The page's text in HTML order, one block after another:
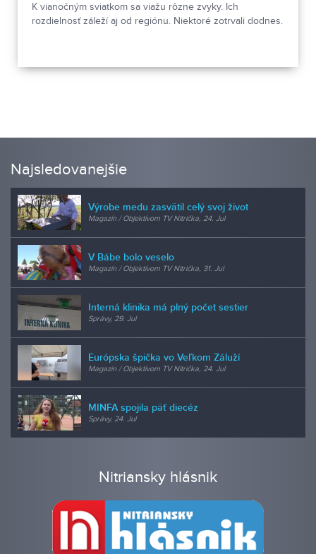
K vianočným sviatkom sa viažu rôzne zvyky. Ich
rozdielnosť záleží aj od regiónu. Niektoré zotrvali dodnes.
Najsledovanejšie
Výrobe medu zasvätil celý svoj život
Magazín / Objektívom TV Nitrička, 24. Jul
V Bábe bolo veselo
Magazín / Objektívom TV Nitrička, 31. Jul
Interná klinika má plný počet sestier
Správy, 29. Jul
Európska špička vo Veľkom Záluží
Magazín / Objektívom TV Nitrička, 24. Jul
MINFA spojila päť diecéz
Správy, 24. Jul
Nitriansky hlásnik